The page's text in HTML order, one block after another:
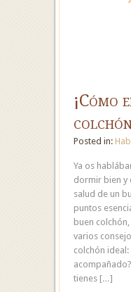
¡Cómo
Posted in:
Ya os
dormir bien y
salud de un
puntos
buen
varios
colchón
tienes […]